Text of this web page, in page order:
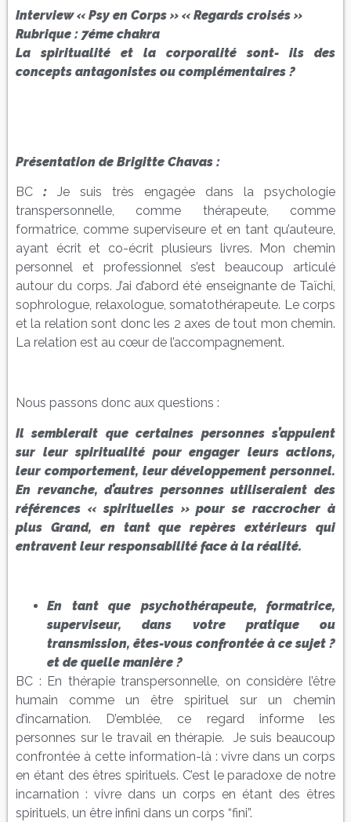
Interview « Psy en Corps » « Regards croisés »
Rubrique : 7éme chakra
La spiritualité et la corporalité sont- ils des
concepts antagonistes ou complémentaires ?
Présentation de Brigitte Chavas :
BC : Je suis très engagée dans la psychologie
transpersonnelle, comme thérapeute, comme
formatrice, comme superviseure et en tant qu’auteure,
ayant écrit et co-écrit plusieurs livres. Mon chemin
personnel et professionnel s’est beaucoup articulé
autour du corps. J’ai d’abord été enseignante de Taïchi,
sophrologue, relaxologue, somatothérapeute. Le corps
et la relation sont donc les 2 axes de tout mon chemin.
La relation est au cœur de l’accompagnement.
Nous passons donc aux questions :
Il semblerait que certaines personnes s’appuient
sur leur spiritualité pour engager leurs actions,
leur comportement, leur développement personnel.
En revanche, d’autres personnes utiliseraient des
références « spirituelles » pour se raccrocher à
plus Grand, en tant que repères extérieurs qui
entravent leur responsabilité face à la réalité.
En tant que psychothérapeute, formatrice,
superviseur, dans votre pratique ou
transmission, êtes-vous confrontée à ce sujet ?
et de quelle manière ?
BC : En thérapie transpersonnelle, on considère l’être
humain comme un être spirituel sur un chemin
d’incarnation. D’emblée, ce regard informe les
personnes sur le travail en thérapie. Je suis beaucoup
confrontée à cette information-là : vivre dans un corps
en étant des êtres spirituels. C’est le paradoxe de notre
incarnation : vivre dans un corps en étant des êtres
spirituels, un être infini dans un corps “fini”.